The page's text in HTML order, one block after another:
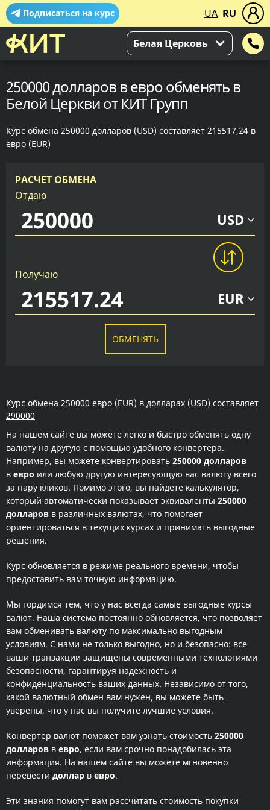
Подписаться на курс UA RU
Белая Церковь
250000 долларов в евро обменять в
Белой Церкви от КИТ Групп
Курс обмена 250000 долларов (USD) составляет 215517,24 в
евро (EUR)
РАСЧЕТ ОБМЕНА
Отдаю
USD
Получаю
EUR
ОБМЕНЯТЬ
Курс обмена 250000 евро (EUR) в долларах (USD) составляет
290000
На нашем сайте вы можете легко и быстро обменять одну
валюту на другую с помощью удобного конвертера.
Например, вы можете конвертировать 250000 долларов
в евро или любую другую интересующую вас валюту всего
за пару кликов. Помимо этого, вы найдете калькулятор,
который автоматически показывает эквиваленты 250000
долларов в различных валютах, что помогает
ориентироваться в текущих курсах и принимать выгодные
решения.
Курс обновляется в режиме реального времени, чтобы
предоставить вам точную информацию.
Мы гордимся тем, что у нас всегда самые выгодные курсы
валют. Наша система постоянно обновляется, что позволяет
вам обменивать валюту по максимально выгодным
условиям. С нами не только выгодно, но и безопасно: все
ваши транзакции защищены современными технологиями
безопасности, гарантируя надежность и
конфиденциальность ваших данных. Независимо от того,
какой валютный обмен вам нужен, вы можете быть
уверены, что у нас вы получите лучшие условия.
Конвертер валют поможет вам узнать стоимость 250000
долларов в евро, если вам срочно понадобилась эта
информация. На нашем сайте вы можете мгновенно
перевести доллар в евро.
Эти знания помогут вам рассчитать стоимость покупки